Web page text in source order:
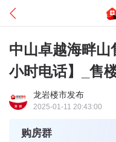
中山卓越海畔山
小时电话】_售
龙岩楼市发布
2025-01-11 20:43:00
购房群